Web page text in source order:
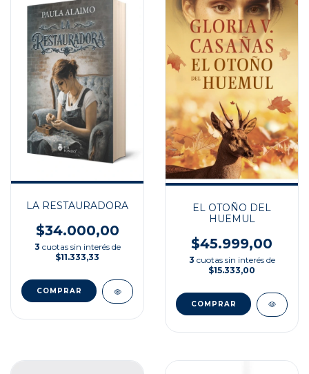
LA RESTAURADORA
$34.000,00
3 cuotas sin interés de
$11.333,33
EL OTOÑO DEL
HUEMUL
$45.999,00
3 cuotas sin interés de
$15.333,00